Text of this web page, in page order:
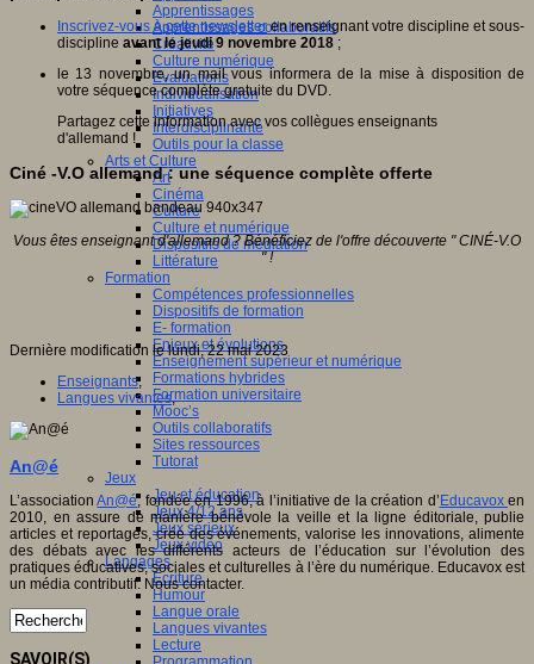
Apprentissages
Apprentissages collaboratifs
Créativité
Culture numérique
Evaluations
Individualisation
Initiatives
Interdisciplinarité
Outils pour la classe
Arts et Culture
Art
Cinéma
Culture
Culture et numérique
Dispositifs de médiation
Littérature
Formation
Compétences professionnelles
Dispositifs de formation
E- formation
Enjeux et évolutions
Enseignement supérieur et numérique
Formations hybrides
Formation universitaire
Mooc’s
Outils collaboratifs
Sites ressources
Tutorat
Jeux
Jeu et éducation
Jeux 4/12 ans
Jeux sérieux
Jeux vidéo
Langages
Ecriture
Humour
Langue orale
Langues vivantes
Lecture
Inscrivez-vous à cette newsletteren renseignant votre discipline et sous-
discipline avant le jeudi 9 novembre 2018 ;
le 13 novembre, un mail vous informera de la mise à disposition de
votre séquence complète gratuite du DVD.
Partagez cette information avec vos collègues enseignants
d'allemand !
Ciné -V.O allemand : une séquence complète offerte
Vous êtes enseignant d'allemand ? Bénéficiez de l'offre découverte " CINÉ-V.O
" !
Dernière modification le lundi, 22 mai 2023
Enseignants,
Langues vivantes,
An@é
L’associationAn@é, fondée en 1996, à l’initiative de la création d’ Educavoxen
2010, en assure de manière bénévole la veille et la ligne éditoriale, publie
articles et reportages, crée des événements, valorise les innovations, alimente
des débats avec les différents acteurs de l’éducation sur l’évolution des
pratiques éducatives, sociales et culturelles à l’ère du numérique. Educavox est
un média contributif. Nous contacter.
SAVOIR(S)